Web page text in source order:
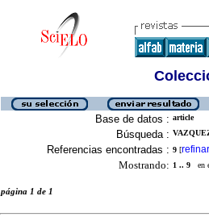
Base de datos : article
Búsqueda :
Referencias encontradas : 9 [refinar
Mostrando: 1 .. 9 en
página 1 de 1